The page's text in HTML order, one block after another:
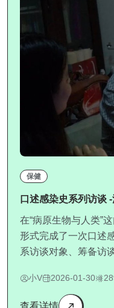
保健
口述感染史系列访谈
在“病原生物与人类”
形式完成了一次口述
系访谈对象、筹备访
小V 2026-01-30
查看详情